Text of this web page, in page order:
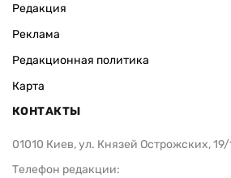
Редакция
Реклама
Редакционная политика
Карта
КОНТАКТЫ
01010 Киев, ул. Князей Острожских, 19/
Телефон редакции: